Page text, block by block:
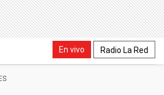
En vivo Radio La Red